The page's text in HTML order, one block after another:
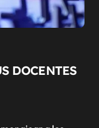
DOCENTES